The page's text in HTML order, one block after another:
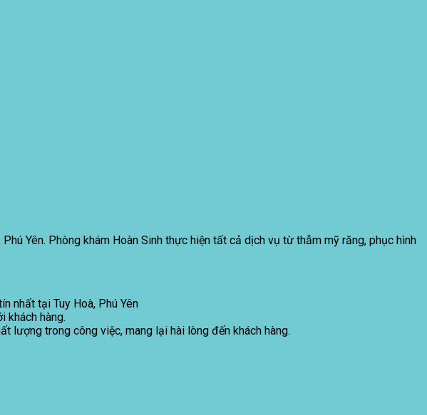
Yên. Phòng khám Hoàn Sinh thực hiện tất cả dịch vụ từ thẫm mỹ răng, phục hình
nhất tại Tuy Hoà, Phú Yên
khách hàng.
lượng trong công việc, mang lại hài lòng đến khách hàng.